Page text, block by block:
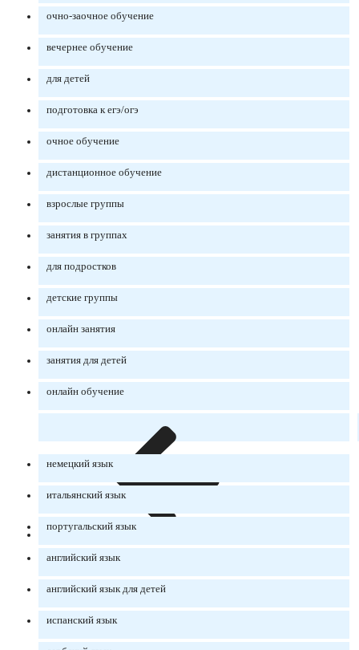
очно-заочное обучение
вечернее обучение
для детей
подготовка к егэ/огэ
очное обучение
дистанционное обучение
взрослые группы
занятия в группах
для подростков
детские группы
онлайн занятия
занятия для детей
онлайн обучение
немецкий язык
итальянский язык
португальский язык
английский язык
английский язык для детей
испанский язык